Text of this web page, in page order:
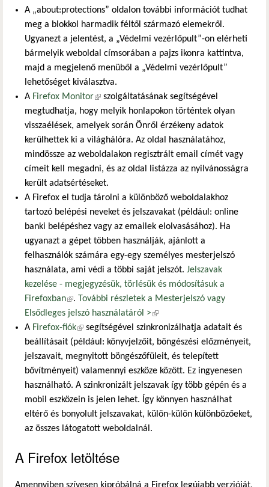
A „about:protections” oldalon további információt tudhat
meg a blokkol harmadik féltől származó elemekről.
Ugyanezt a jelentést, a „Védelmi vezérlőpult”-on elérheti
bármelyik weboldal címsorában a pajzs ikonra kattintva,
majd a megjelenő menüből a „Védelmi vezérlőpult”
lehetőséget kiválasztva.
A Firefox Monitor(külső hivatkozás)
szolgáltatásának segítségével
megtudhatja, hogy melyik honlapokon történtek olyan
visszaélések, amelyek során Önről érzékeny adatok
kerülhettek ki a világhálóra. Az oldal használatához,
mindössze az weboldalakon regisztrált email címét vagy
címeit kell megadni, és az oldal listázza az nyilvánosságra
került adatsértéseket.
A Firefox el tudja tárolni a különböző weboldalakhoz
tartozó belépési neveket és jelszavakat (például: online
banki belépéshez vagy az emailek elolvasásához). Ha
ugyanazt a gépet többen használják, ajánlott a
felhasználók számára egy-egy személyes mesterjelszó
használata, ami védi a többi saját jelszót. Jelszavak
kezelése - megjegyzésük, törlésük és módosításuk a
Firefoxban(külső hivatkozás)
.
További részletek a Mesterjelszó vagy
Elsődleges jelszó használatáról >(külső hivatkozás)
A Firefox-fiók(külső hivatkozás)
segítségével szinkronizálhatja adatait és
beállításait (például: könyvjelzőit, böngészési előzményeit,
jelszavait, megnyitott böngészőfüleit, és telepített
bővítményeit) valamennyi eszköze között. Ez ingyenesen
használható. A szinkronizált jelszavak így több gépén és a
mobil eszközein is jelen lehet. Így könnyen használhat
eltérő és bonyolult jelszavakat, külön-külön különbözőeket,
az összes látogatott weboldalnál.
A Firefox letöltése